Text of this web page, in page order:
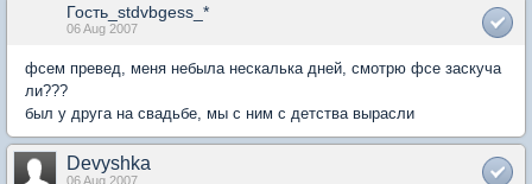
Гость_stdvbgess_*
06 Aug 2007
фсем превед, меня небыла нескалька дней, смотрю фсе заскуча
ли???
был у друга на свадьбе, мы с ним с детства вырасли
Devyshka
06 Aug 2007